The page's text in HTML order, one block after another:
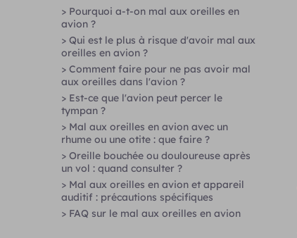
> Pourquoi a-t-on mal aux oreilles en
avion ?
> Qui est le plus à risque d'avoir mal aux
oreilles en avion ?
> Comment faire pour ne pas avoir mal
aux oreilles dans l'avion ?
> Est-ce que l'avion peut percer le
tympan ?
> Mal aux oreilles en avion avec un
rhume ou une otite : que faire ?
> Oreille bouchée ou douloureuse après
un vol : quand consulter ?
> Mal aux oreilles en avion et appareil
auditif : précautions spécifiques
> FAQ sur le mal aux oreilles en avion